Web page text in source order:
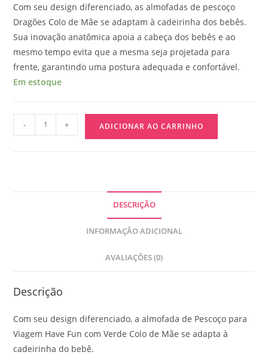
Com seu design diferenciado, as almofadas de pescoço
Dragões Colo de Mãe se adaptam à cadeirinha dos bebês.
Sua inovação anatômica apoia a cabeça dos bebês e ao
mesmo tempo evita que a mesma seja projetada para
frente, garantindo uma postura adequada e confortável.
Em estoque
- + ADICIONAR AO CARRINHO
DESCRIÇÃO
INFORMAÇÃO ADICIONAL
AVALIAÇÕES (0)
Descrição
Com seu design diferenciado, a almofada de Pescoço para
Viagem Have Fun com Verde Colo de Mãe se adapta à
cadeirinha do bebê.